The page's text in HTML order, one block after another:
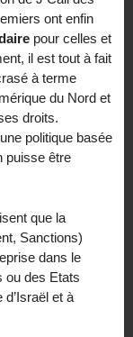
ont enfin
pour celles et
il est tout à fait
à terme
du Nord et
droits.
politique basée
puisse être
que la
Sanctions)
dans le
ou des Etats
et à